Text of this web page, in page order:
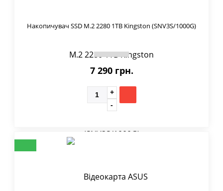
Накопичувач SSD M.2 2280 1TB Kingston (SNV3S/1000G)
7 290 грн.